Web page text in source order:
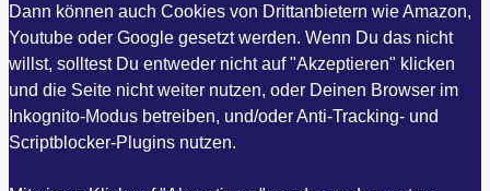
Dann können auch Cookies von Drittanbietern wie Amazon,
Youtube oder Google gesetzt werden. Wenn Du das nicht
willst, solltest Du entweder nicht auf "Akzeptieren" klicken
und die Seite nicht weiter nutzen, oder Deinen Browser im
Inkognito-Modus betreiben, und/oder Anti-Tracking- und
Scriptblocker-Plugins nutzen.